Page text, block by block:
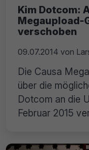
Kim Dotcom:
Megaupload-
verschoben
09.07.2014 von
Die Causa
über die
Dotcom an die
Februar 2015